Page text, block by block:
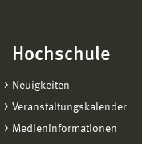
Hochschule
Neuigkeiten
Veranstaltungskalender
Medieninformationen